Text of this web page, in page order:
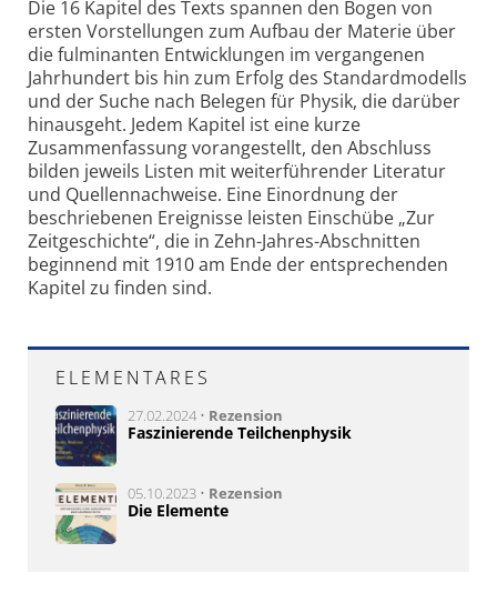
Die 16 Kapitel des Texts spannen den Bogen von
ersten Vorstellungen zum Aufbau der Materie über
die fulminanten Entwicklungen im vergangenen
Jahrhundert bis hin zum Erfolg des Standardmodells
und der Suche nach Belegen für Physik, die darüber
hinausgeht. Jedem Kapitel ist eine kurze
Zusammenfassung vorangestellt, den Abschluss
bilden jeweils Listen mit weiterführender Literatur
und Quellennachweise. Eine Einordnung der
beschriebenen Ereignisse leisten Einschübe „Zur
Zeitgeschichte“, die in Zehn-Jahres-Abschnitten
beginnend mit 1910 am Ende der entsprechenden
Kapitel zu finden sind.
ELEMENTARES
27.02.2024 • Rezension
Faszinierende Teilchen­physik
05.10.2023 • Rezension
Die Elemente